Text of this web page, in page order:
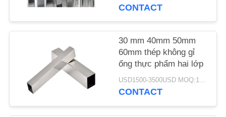
YÊU
SƠ
CONTACT
30 mm 40mm 50mm
60mm thép không gỉ
ống thực phẩm hai lớp
USD1500-3500USD MOQ:1 TẤN
CONTACT